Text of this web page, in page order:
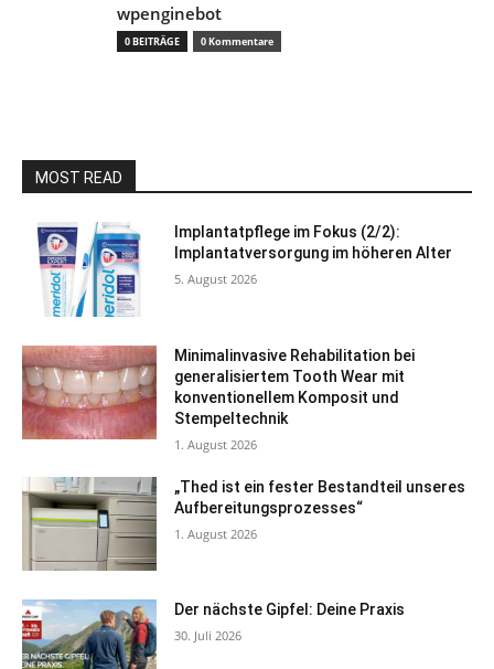
wpenginebot
0 BEITRÄGE 0 Kommentare
MOST READ
Implantatpflege im Fokus (2/2):
Implantatversorgung im höheren Alter
5. August 2026
Minimalinvasive Rehabilitation bei
generalisiertem Tooth Wear mit
konventionellem Komposit und
Stempeltechnik
1. August 2026
„Thed ist ein fester Bestandteil unseres
Aufbereitungsprozesses“
1. August 2026
Der nächste Gipfel: Deine Praxis
30. Juli 2026